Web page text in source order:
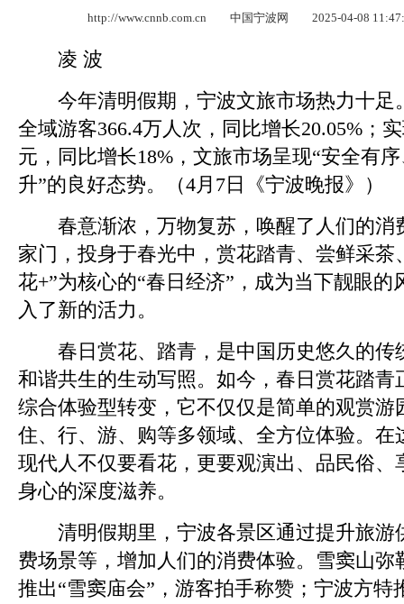
http://www.cnnb.com.cn 中国宁波网 2025-04-08
凌 波
今年清明假期，宁波文旅市场热力十足
全域游客366.4万人次，同比增长20.05%；
元，同比增长18%，文旅市场呈现“安全有
升”的良好态势。（4月7日《宁波晚报》）
春意渐浓，万物复苏，唤醒了人们的消
家门，投身于春光中，赏花踏青、尝鲜采
花+”为核心的“春日经济”，成为当下靓眼
入了新的活力。
春日赏花、踏青，是中国历史悠久的传
和谐共生的生动写照。如今，春日赏花踏青
综合体验型转变，它不仅仅是简单的观赏游
住、行、游、购等多领域、全方位体验。在
现代人不仅要看花，更要观演出、品民俗、
身心的深度滋养。
清明假期里，宁波各景区通过提升旅游
费场景等，增加人们的消费体验。雪窦山弥
推出“雪窦庙会”，游客拍手称赞；宁波方特